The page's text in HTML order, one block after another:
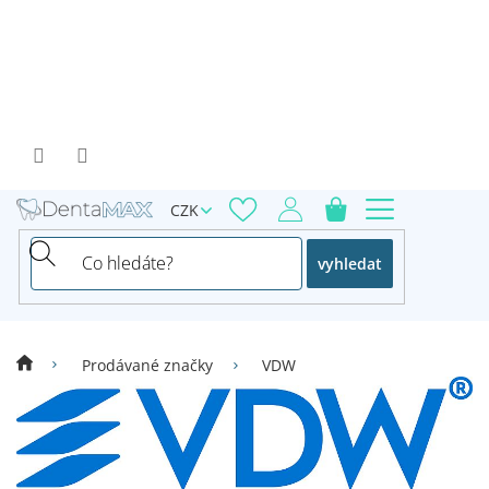
vyhledat
CZK
Prodávané značky VDW